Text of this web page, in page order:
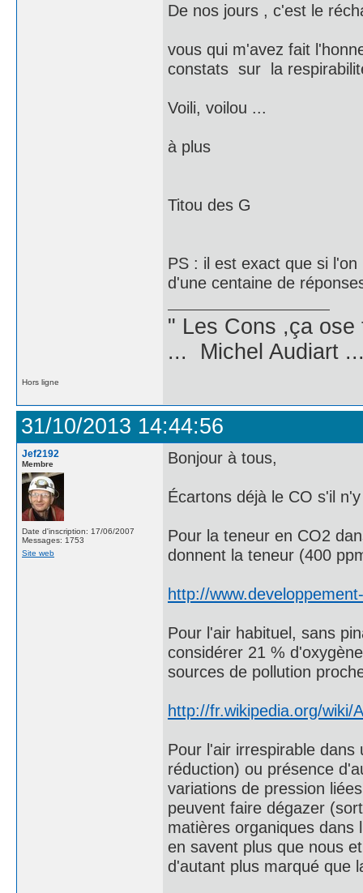
De nos jours , c'est le
vous qui m'avez fait
constats sur la
Voili, voilou ...
à plus
Titou des G
PS : il est exact que si
d'une centaine de
" Les Cons ,ça
... Michel Audiart
Hors ligne
31/10/2013 14:44:56
Jef2192
Membre
Date d'inscription: 17/06/2007
Messages: 1753
Site web
Bonjour à tous,
Écartons déjà le CO s'il
Pour la teneur en CO2
donnent la teneur (400
http://
Pour l'air habituel, sans
considérer 21 %
sources de pollution
http://fr.wikipedia.org/wiki/
Pour l'air irrespirable
réduction) ou présence
variations de pression
peuvent faire dégazer
matières organiques dans
en savent plus que nous
d'autant plus marqué que